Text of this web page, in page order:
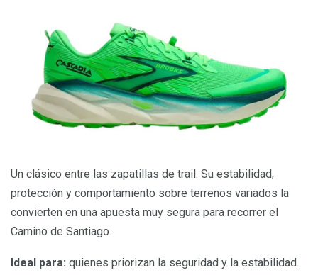
Un clásico entre las zapatillas de trail. Su estabilidad,
protección y comportamiento sobre terrenos variados la
convierten en una apuesta muy segura para recorrer el
Camino de Santiago.
Ideal para: quienes priorizan la seguridad y la estabilidad.